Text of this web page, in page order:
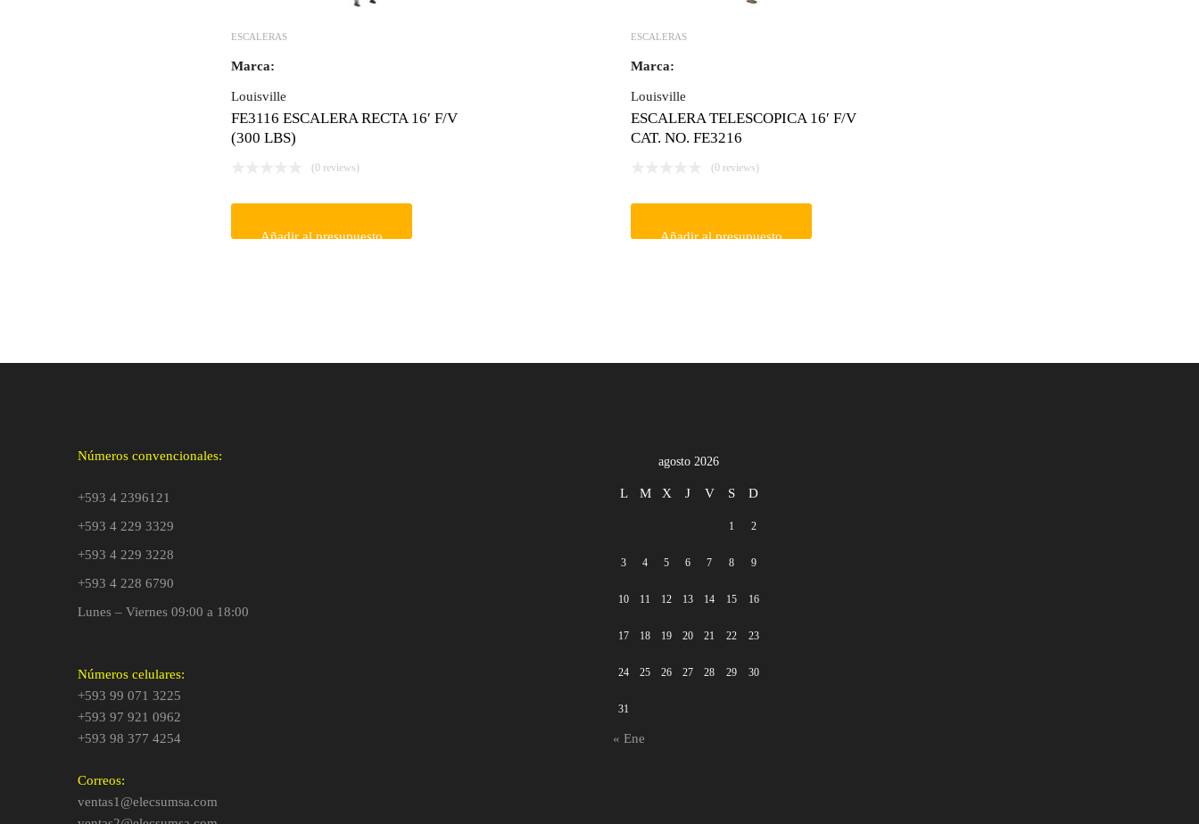
ESCALERAS
Marca:
Louisville
FE3116 ESCALERA RECTA 16′ F/V
(300 LBS)
(0 reviews)
Añadir al presupuesto
ESCALERAS
Marca:
Louisville
ESCALERA TELESCOPICA 16′ F/V
CAT. NO. FE3216
(0 reviews)
Añadir al presupuesto
Números convencionales:
+593 4 2396121
+593 4 229 3329
+593 4 229 3228
+593 4 228 6790
Lunes – Viernes 09:00 a 18:00
Números celulares:
+593 99 071 3225
+593 97 921 0962
+593 98 377 4254
Correos:
ventas1@elecsumsa.com
agosto 2026
L M X J V S D
1 2
3 4 5 6 7 8 9
10 11 12 13 14 15 16
17 18 19 20 21 22 23
24 25 26 27 28 29 30
31
« Ene